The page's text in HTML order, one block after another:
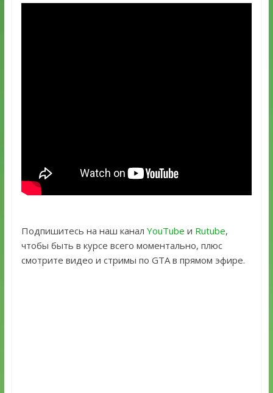
Подпишитесь на наш канал YouTube и Rutube,
чтобы быть в курсе всего моментально, плюс
смотрите видео и стримы по GTA в прямом эфире.